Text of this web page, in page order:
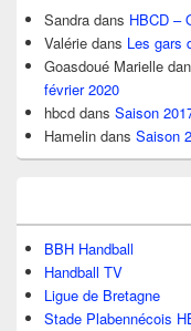
Sandra dans HBCD –
Valérie dans Les gars
Goasdoué Marielle
février 2020
hbcd dans Saison
Hamelin dans Saison
BBH Handball
Handball TV
Ligue de Bretagne
Stade Plabennécois